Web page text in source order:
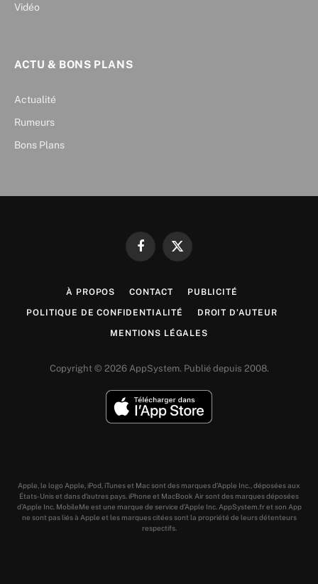
Vidéo
ACTU & BONS PLANS
Actualité
Rumeurs
Bons Plans
FacebookX
À PROPOS CONTACT PUBLICITÉ
POLITIQUE DE CONFIDENTIALITÉ DROIT D’AUTEUR
MENTIONS LÉGALES
Copyright © 2026 AppSystem. Publié depuis 2008.
Apple, le logo Apple, iPod, iTunes et Mac sont des marques d’Apple Inc., déposées aux
États-Unis et dans d’autres pays. iPhone et MacBook Air sont des marques déposées
d’Apple Inc. MobileMe est une marque de service d’Apple Inc. AppSystem.fr et son App
ne sont pas liés à Apple et les marques citées sont la propriété de leurs détenteurs
respectifs.